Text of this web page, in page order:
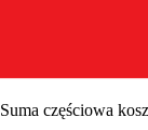
Suma częściowa